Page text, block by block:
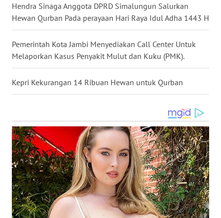
Hendra Sinaga Anggota DPRD Simalungun Salurkan
Hewan Qurban Pada perayaan Hari Raya Idul Adha 1443 H
Pemerintah Kota Jambi Menyediakan Call Center Untuk
Melaporkan Kasus Penyakit Mulut dan Kuku (PMK).
Kepri Kekurangan 14 Ribuan Hewan untuk Qurban
WN
DAIRI
WN
DANAU
TOBA
WN
WN
LANGKAT
WN
TAPANULI
SELATAN
WN